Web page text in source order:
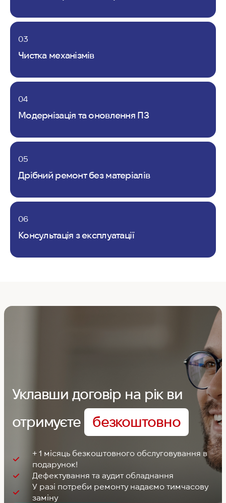
03
Чистка механізмів
04
Модернізація та оновлення ПЗ
05
Дрібний ремонт без матеріалів
06
Консультація з експлуатації
Уклавши договір на рік ви
отримуєте
безкоштовно
+ 1 місяць безкоштовного обслуговування в
подарунок!
Дефектування та аудит обладнання
У разі потреби ремонту надаємо тимчасову
заміну